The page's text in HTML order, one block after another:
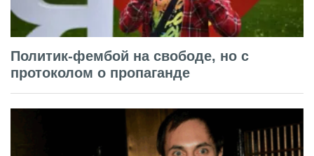
Политик-фембой на свободе, но с
протоколом о пропаганде